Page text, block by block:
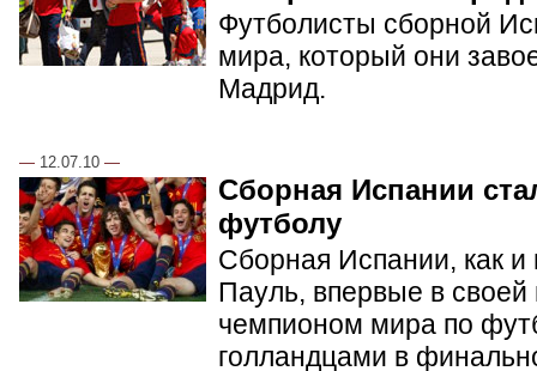
Футболисты сборной
мира, который они
Мадрид.
— 12.07.10 —
Сборная Испании
футболу
Сборная Испании, как и
Пауль, впервые в своей
чемпионом мира по
голландцами в